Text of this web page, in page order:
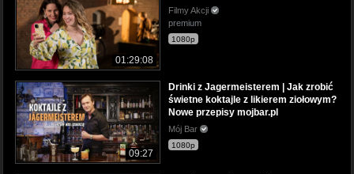
01:29:08
Filmy Akcji
premium
1080p
09:27
Drinki z Jagermeisterem | Jak zrobić
świetne koktajle z likierem ziołowym?
Nowe przepisy mojbar.pl
Mój Bar
1080p